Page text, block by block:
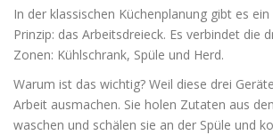
In der klassischen Küchenplanung gibt es
Prinzip: das Arbeitsdreieck. Es verbindet die
Zonen: Kühlschrank, Spüle und Herd.
Warum ist das wichtig? Weil diese drei
Arbeit ausmachen. Sie holen Zutaten aus
waschen und schälen sie an der Spüle und